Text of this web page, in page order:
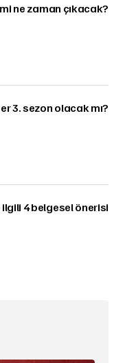
ne zaman çıkacak?
3. sezon olacak mı?
ilgili 4 belgesel önerisi